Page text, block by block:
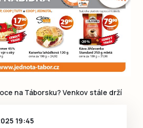
Přihlásit se
se přes Facebook
účet, chci seRegistrovat
Čtenáři píší
Speciální přílohy
Inzerce
na Táborsku? Venkov stále drží
19:45